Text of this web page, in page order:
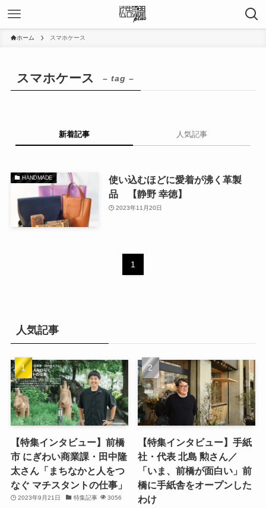
ホーム スマホケース
スマホケース – tag –
新着記事 人気記事
HANDMADE
使い込むほどに愛着が沸く革製
品 【静野 幸徳】
2023年11月20日
1
人気記事
【特集インタビュー】前橋
市 にぎわい商業課・田中隆
太さん「まちなかと人をつ
なぐ マチスタントの仕事」
2023年9月21日 特集記事 3056
【特集インタビュー】手紙
社・代表 北島 勲さん／
「いま、前橋が面白い」前
橋に手紙舎をオープンした
わけ